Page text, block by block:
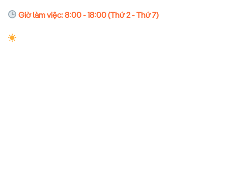
Giờ làm việc: 8:00 - 18:00 (Thứ 2 - Thứ 7)